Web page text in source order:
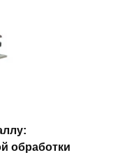
обработки